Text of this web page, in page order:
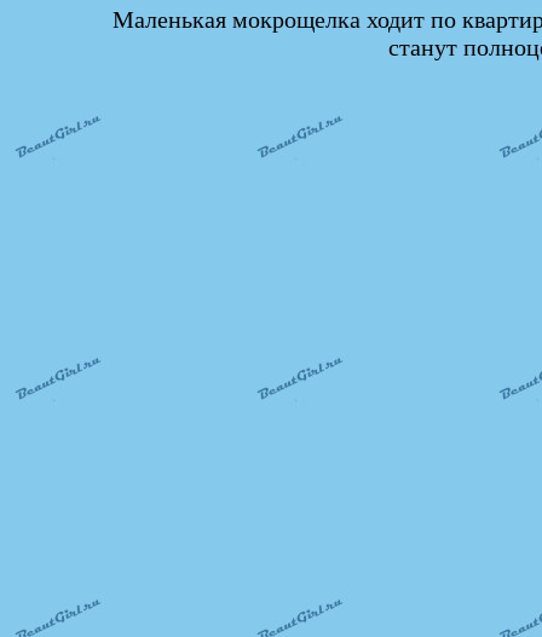
Маленькая мокрощелка ходит по
станут